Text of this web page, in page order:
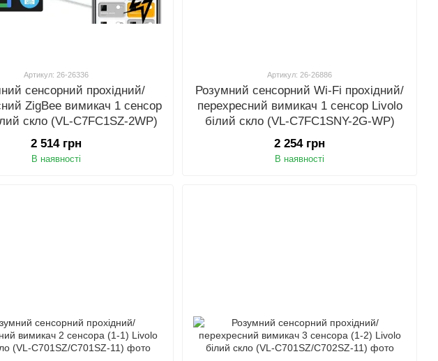
Артикул: 26-26336
сенсорний прохідний/
ZigBee вимикач 1 сенсор
скло (VL-C7FC1SZ-2WP)
2 514 грн
В наявності
Артикул: 26-26886
Розумний сенсорний Wi-Fi прохідний/
перехресний вимикач 1 сенсор Livolo
білий скло (VL-C7FC1SNY-2G-WP)
2 254 грн
В наявності